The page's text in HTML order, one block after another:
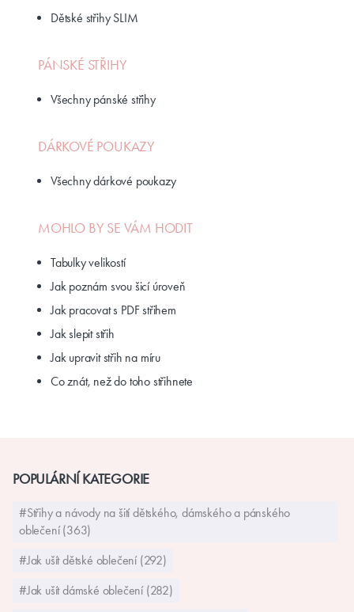
Dětské střihy SLIM
PÁNSKÉ STŘIHY
Všechny pánské střihy
DÁRKOVÉ POUKAZY
Všechny dárkové poukazy
MOHLO BY SE VÁM HODIT
Tabulky velikostí
Jak poznám svou šicí úroveň
Jak pracovat s PDF střihem
Jak slepit střih
Jak upravit střih na míru
Co znát, než do toho střihnete
POPULÁRNÍ KATEGORIE
#Střihy a návody na šití dětského, dámského a pánského
oblečení (363)
#Jak ušít dětské oblečení (292)
#Jak ušít dámské oblečení (282)